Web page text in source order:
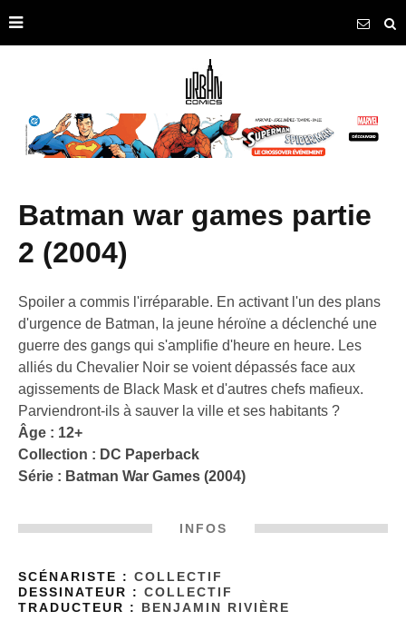
batman war games partie
2 (2004)
Spoiler a commis l'irréparable. En activant l'un des plans
d'urgence de Batman, la jeune héroïne a déclenché une
guerre des gangs qui s'amplifie d'heure en heure. Les
alliés du Chevalier Noir se voient dépassés face aux
agissements de Black Mask et d'autres chefs mafieux.
Parviendront-ils à sauver la ville et ses habitants ?
Âge : 12+
Collection : DC Paperback
Série : Batman War Games (2004)
INFOS
SCÉNARISTE : COLLECTIF
DESSINATEUR : COLLECTIF
TRADUCTEUR :
BENJAMIN RIVIÈRE